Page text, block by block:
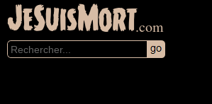
JeSuisMort.com